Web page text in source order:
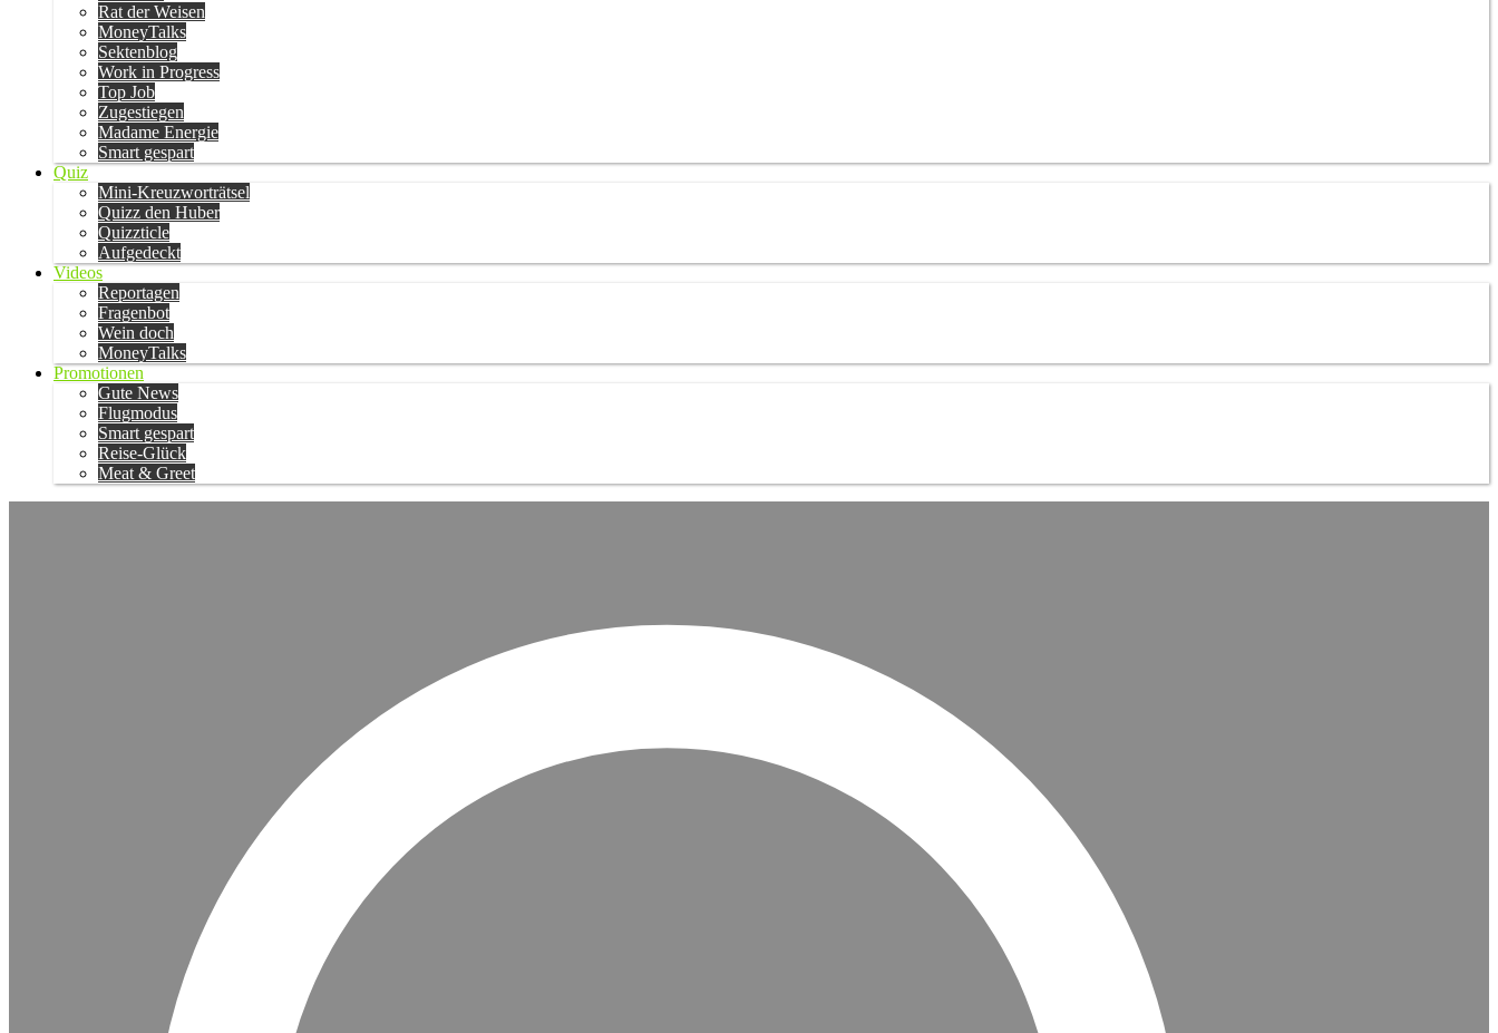
Rat der Weisen
MoneyTalks
Sektenblog
Work in Progress
Top Job
Zugestiegen
Madame Energie
Smart gespart
Quiz
Mini-Kreuzworträtsel
Quizz den Huber
Quizzticle
Aufgedeckt
Videos
Reportagen
Fragenbot
Wein doch
MoneyTalks
Promotionen
Gute News
Flugmodus
Smart gespart
Reise-Glück
Meat & Greet